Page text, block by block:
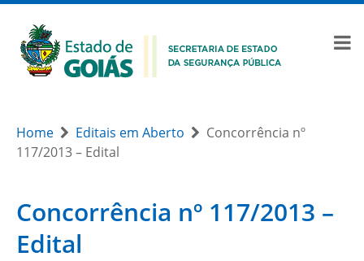
Home Editais em Aberto
Concorrência nº
117/2013 – Edital
Concorrência nº 117/2013 –
Edital